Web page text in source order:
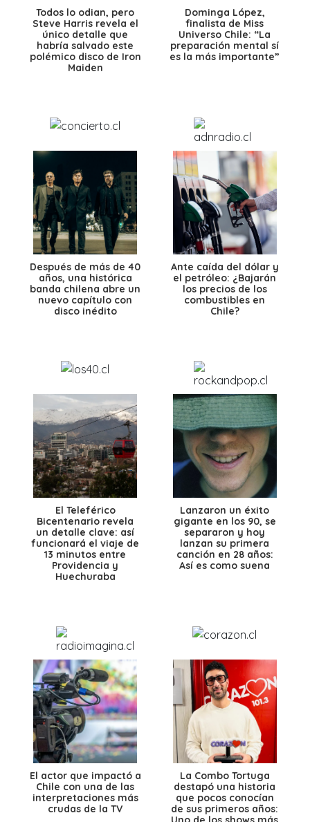
Todos lo odian, pero
Steve Harris revela el
único detalle que
habría salvado este
polémico disco de Iron
Maiden
Dominga López,
finalista de Miss
Universo Chile: “La
preparación mental sí
es la más importante”
Después de más de 40
años, una histórica
banda chilena abre un
nuevo capítulo con
disco inédito
Ante caída del dólar y
el petróleo: ¿Bajarán
los precios de los
combustibles en
Chile?
El Teleférico
Bicentenario revela
un detalle clave: así
funcionará el viaje de
13 minutos entre
Providencia y
Huechuraba
Lanzaron un éxito
gigante en los 90, se
separaron y hoy
lanzan su primera
canción en 28 años:
Así es como suena
El actor que impactó a
Chile con una de las
interpretaciones más
crudas de la TV
La Combo Tortuga
destapó una historia
que pocos conocían
de sus primeros años: